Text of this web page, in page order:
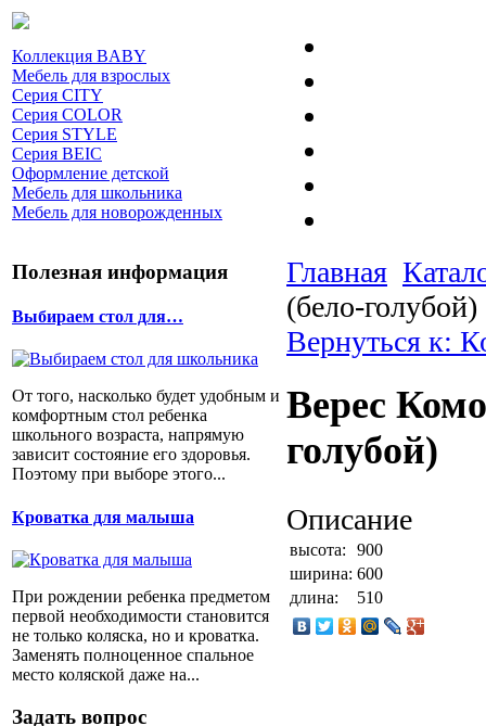
Коллекция BABY
Мебель для взрослых
Серия CITY
Серия COLOR
Серия STYLE
Серия BEIC
Оформление детской
Мебель для школьника
Мебель для новорожденных
Полезная информация
Выбираем стол для…
От того, насколько будет удобным и
комфортным стол ребенка
школьного возраста, напрямую
зависит состояние его здоровья.
Поэтому при выборе этого...
Кроватка для малыша
При рождении ребенка предметом
первой необходимости становится
не только коляска, но и кроватка.
Заменять полноценное спальное
место коляской даже на...
Задать вопрос
Главная
(бело-голубой)
Вернуться к:
Верес
голубой)
Описание
высота:
900
ширина: 600
длина:
510